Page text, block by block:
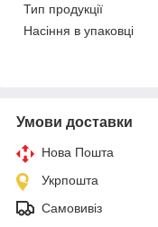
Тип продукції
Насіння в упаковці
Умови доставки
Нова Пошта
Укрпошта
Самовивіз